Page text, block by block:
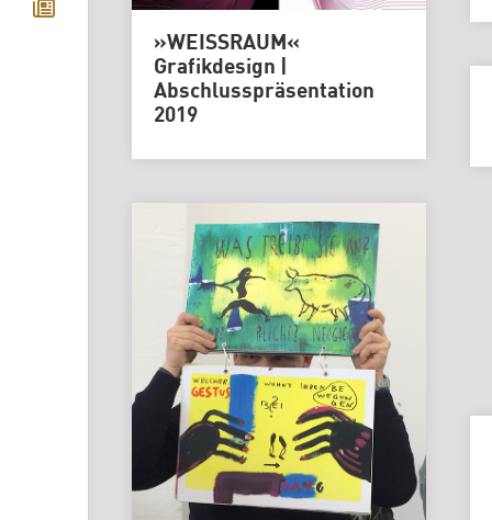
»WEISSRAUM«
Grafikdesign |
Abschlusspräsentation
2019